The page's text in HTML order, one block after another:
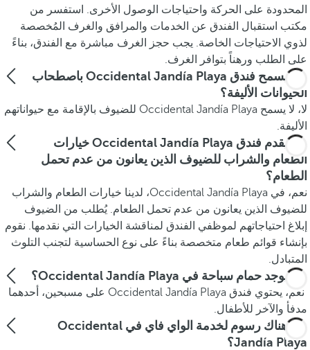
المحدودة على الحركة واحتياجات الوصول الأخرى. استفسر من
مكتب استقبال الفندق عن الخدمات والمرافق والغرف المُخصصة
لذوي الاحتياجات الخاصة. يجب حجز الغرف مباشرة مع الفندق، بناءً
على الطلب ورهناً بتوافر الغرف.
هل يسمح فندق Occidental Jandía Playa باصطحاب
الحيوانات الأليفة؟
لا، لا يسمح Occidental Jandía Playa للضيوف بالإقامة مع حيواناتهم
الأليفة.
هل يقدم فندق Occidental Jandía Playa خيارات
الطعام والشراب للضيوف الذين يعانون من عدم تحمل
الطعام؟
نعم، في Occidental Jandía Playa، لدينا خيارات الطعام والشراب
للضيوف الذين يعانون من عدم تحمل الطعام. يُطلب من الضيوف
إبلاغ احتياجاتهم لموظفي الفندق لمناقشة الخيارات التي نقدمها. نقوم
بإنشاء قوائم طعام متخصصة بناءً على نوع الحساسية لتجنب التلوث
المتبادل.
هل يوجد حمام سباحة في Occidental Jandía Playa؟
نعم، يحتوي فندق Occidental Jandía Playa على مسبحين، أحدهما
مدفأ والآخر للأطفال.
هل هناك رسوم لخدمة الواي فاي في Occidental
Jandía Playa؟